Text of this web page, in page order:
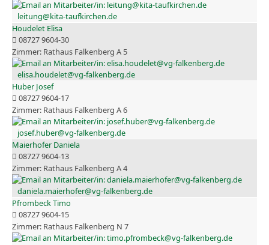
leitung@kita-taufkirchen.de
Houdelet Elisa
08727 9604-30
Rathaus Falkenberg A 5
elisa.houdelet@vg-falkenberg.de
Huber Josef
08727 9604-17
Rathaus Falkenberg A 6
josef.huber@vg-falkenberg.de
Maierhofer Daniela
08727 9604-13
Rathaus Falkenberg A 4
daniela.maierhofer@vg-falkenberg.de
Pfrombeck Timo
08727 9604-15
Rathaus Falkenberg N 7